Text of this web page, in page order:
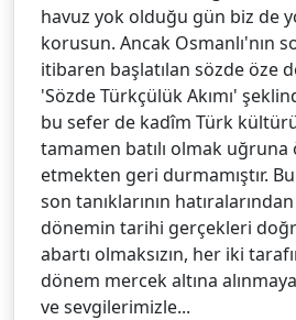
havuz yok olduğu gün biz de
korusun. Ancak Osmanlı'nın
itibaren başlatılan sözde öze
'Sözde Türkçülük Akımı'
bu sefer de kadîm Türk
tamamen batılı olmak
etmekten geri durmamıştır.
son tanıklarının
dönemin tarihi gerçekleri
abartı olmaksızın, her iki
dönem mercek altına alınmaya
ve sevgilerimizle...